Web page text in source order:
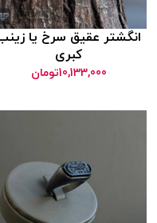
عقیق سرخ یا زینب
10,133,000تومان